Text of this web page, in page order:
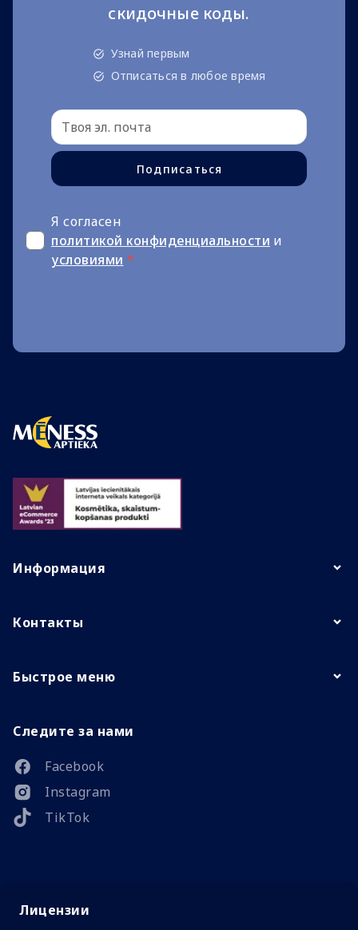
скидочные коды.
Узнай первым
Отписаться в любое время
Подписаться
Я согласен
политикой конфиденциальности и
условиями *
Информация
Контакты
Быстрое меню
Следите за нами
Facebook
Instagram
TikTok
Лицензии